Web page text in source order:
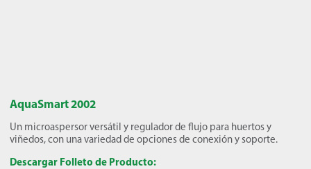
AquaSmart 2002
Un microaspersor versátil y regulador de flujo para huertos y
viñedos, con una variedad de opciones de conexión y soporte.
Descargar Folleto de Producto: